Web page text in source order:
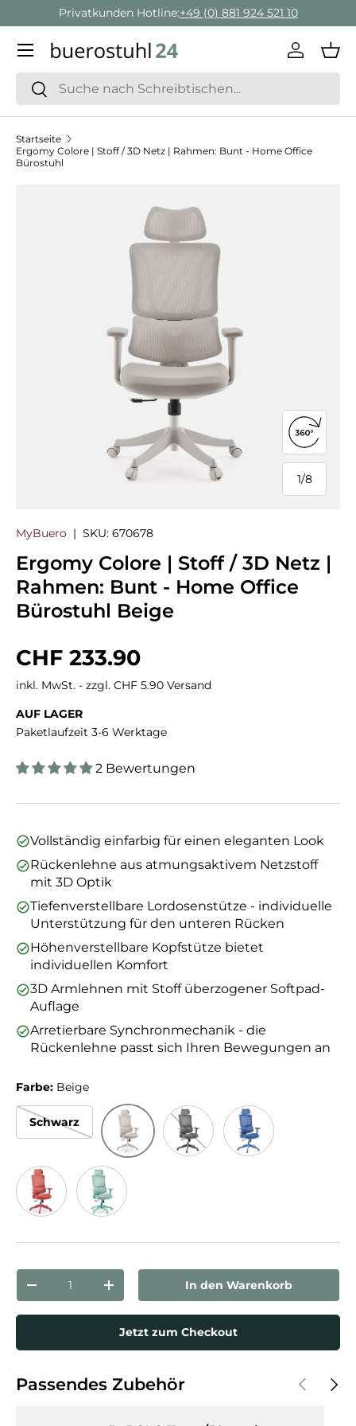
Direkt zum Inhalt
Privatkunden Hotline:+49 (0) 881 924 521 10
Suchen
Suchen
Menü
Startseite
Ergomy Colore | Stoff / 3D Netz | Rahmen: Bunt - Home Office
Bürostuhl
Zu Produktinformationen springen
1/
von
8
360°-
MyBuero | SKU: 670678
Ergomy Colore | Stoff / 3D Netz |
Rahmen: Bunt - Home Office
Bürostuhl Beige
Normaler Preis
CHF 233.90
inkl. MwSt. - zzgl. CHF 5.90 Versand
AUF LAGER
Paketlaufzeit 3-6 Werktage
2 Bewertungen
Vollständig einfarbig für einen eleganten Look
Rückenlehne aus atmungsaktivem Netzstoff
mit 3D Optik
Tiefenverstellbare Lordosenstütze - individuelle
Unterstützung für den unteren Rücken
Höhenverstellbare Kopfstütze bietet
individuellen Komfort
3D Armlehnen mit Stoff überzogener Softpad-
Auflage
Arretierbare Synchronmechanik - die
Rückenlehne passt sich Ihren Bewegungen an
Farbe: Beige
Schwarz
Beige
Anzahl
Menge verringernMenge erhöhenIn den Warenkorb
Jetzt zum Checkout
Passendes Zubehör Vorherige